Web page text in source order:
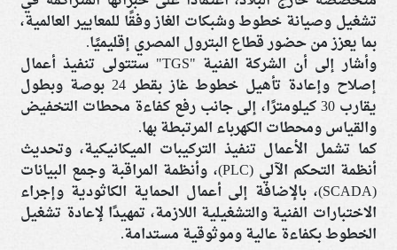
تشغيل وصيانة خطوط وشبكات الغاز وفقًا للمعايير العالمية،
بما يعزز من حضور قطاع البترول المصري إقليميًا.
وأشار إلى أن الشركة الفنية "TGS" ستتولى تنفيذ أعمال
إصلاح وإعادة تأهيل خطوط غاز بقطر 24 بوصة وبطول
يقارب 30 كيلومترًا، إلى جانب رفع كفاءة محطات التخفيض
والقياس ومحطات الكهرباء المرتبطة بها.
كما تشمل الأعمال تنفيذ التركيبات الميكانيكية، وتحديث
أنظمة التحكم الآلي (PLC)، وأنظمة المراقبة وجمع البيانات
(SCADA)، بالإضافة إلى أعمال الحماية الكاثودية وإجراء
الاختبارات الفنية والتشغيلية اللازمة، تمهيدًا لإعادة تشغيل
الخطوط بكفاءة عالية وموثوقية مستدامة.